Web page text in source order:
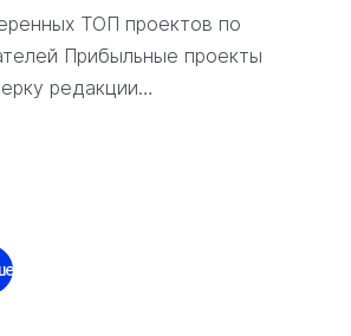
ТОП проектов по
Прибыльные проекты
редакции…